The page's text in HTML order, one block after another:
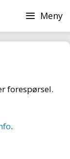
Meny
forespørsel.
.